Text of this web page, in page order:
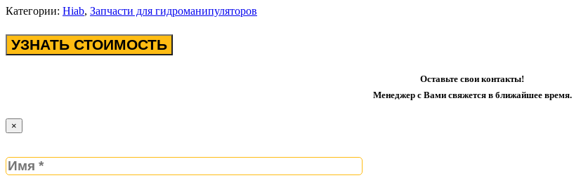
Категории: Hiab, Запчасти для гидроманипуляторов
УЗНАТЬ СТОИМОСТЬ
Оставьте свои контакты!
Менеджер с Вами свяжется в ближайшее время.
×